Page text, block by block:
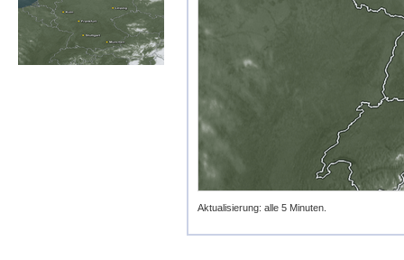
Aktualisierung: alle 5 Minuten.